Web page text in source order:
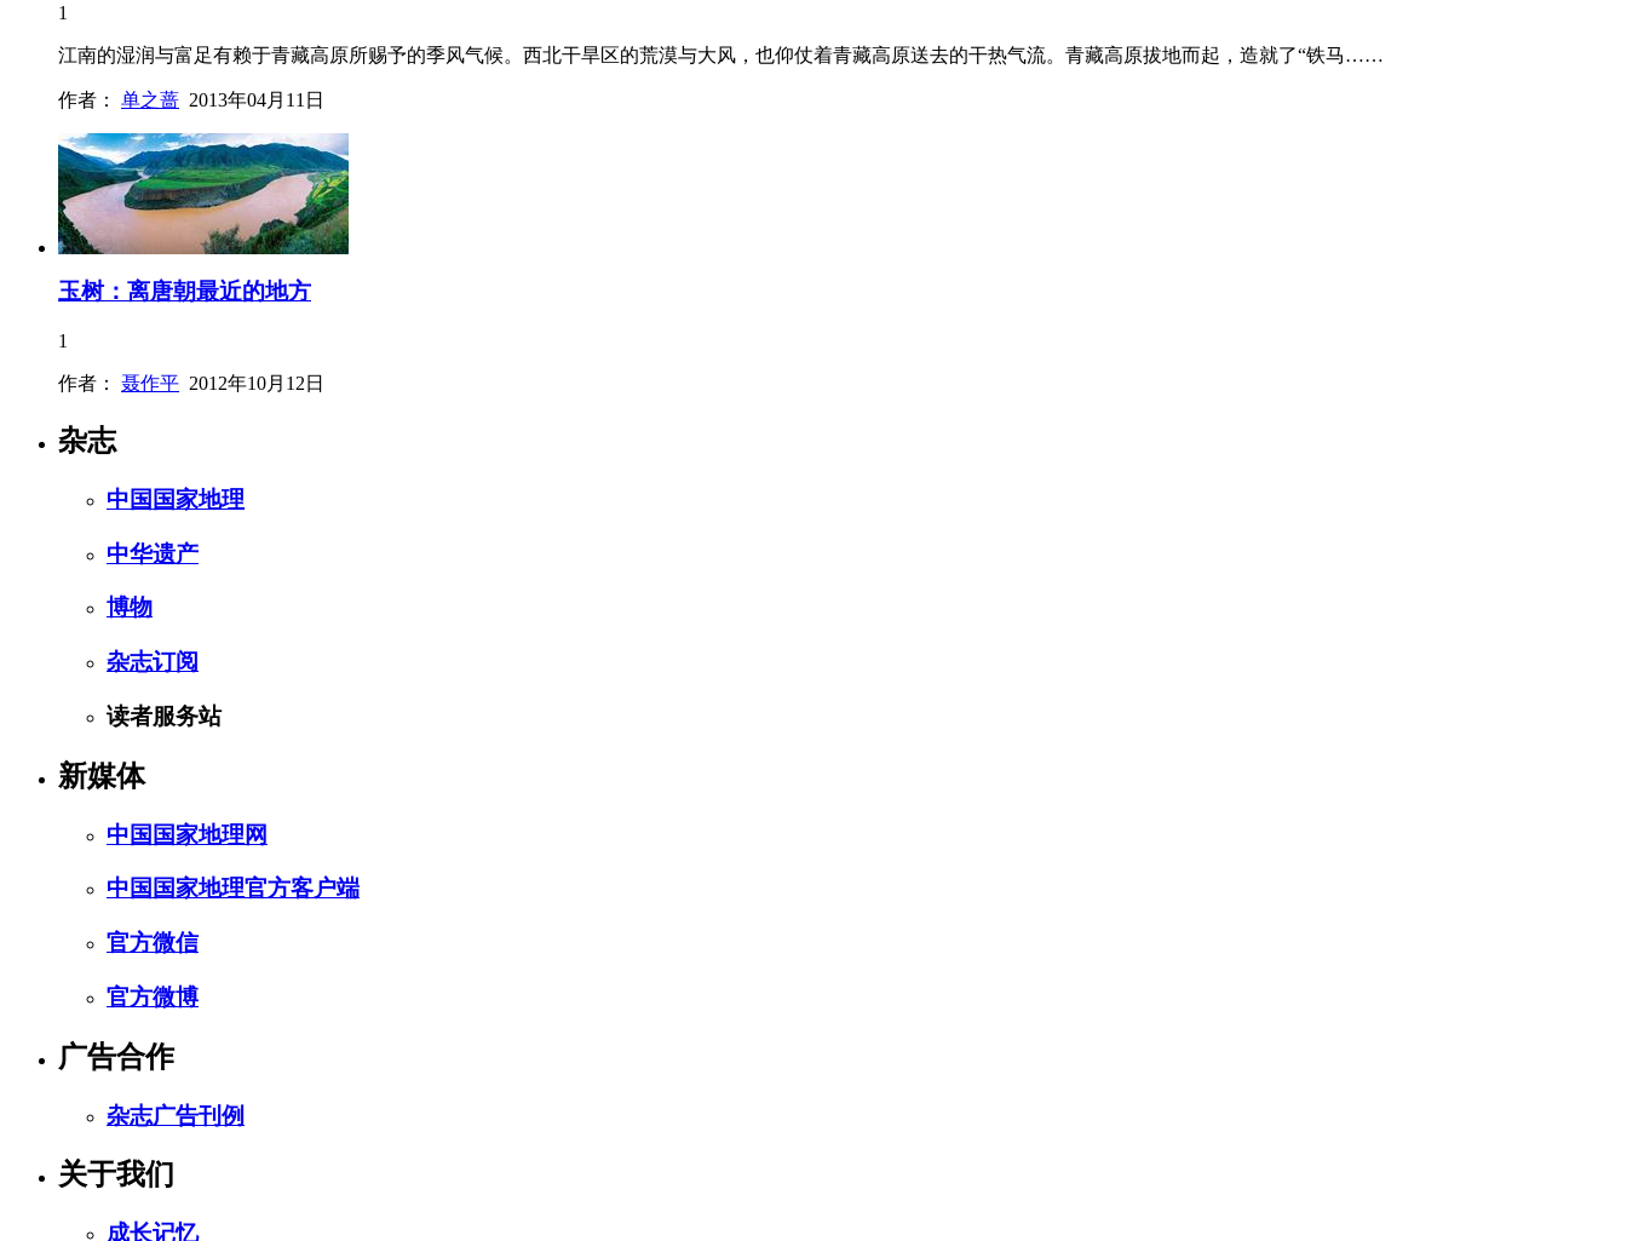
1
江南的湿润与富足有赖于青藏高原所赐予的季风气候。西北干旱区的荒漠与大风，也仰仗着青藏高原送去的干热气流。青藏高原拔地而起，造就了“铁马……
作者： 单之蔷 2013年04月11日
玉树：离唐朝最近的地方
1
作者： 聂作平 2012年10月12日
杂志
中国国家地理
中华遗产
博物
杂志订阅
读者服务站
新媒体
中国国家地理网
中国国家地理官方客户端
官方微信
官方微博
广告合作
杂志广告刊例
关于我们
成长记忆